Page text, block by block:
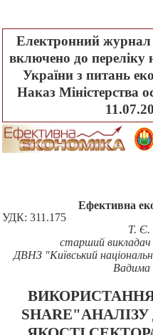
Електронний журнал
включено до переліку
України з питань
Наказ Міністерства
Ефективна
УДК: 311.175
Т. Є.
старший
ДВНЗ "Київський